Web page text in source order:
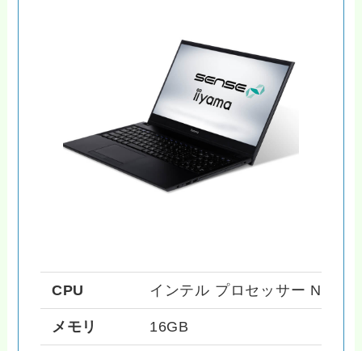
CPU インテル プロセッサー N100
メモリ 16GB